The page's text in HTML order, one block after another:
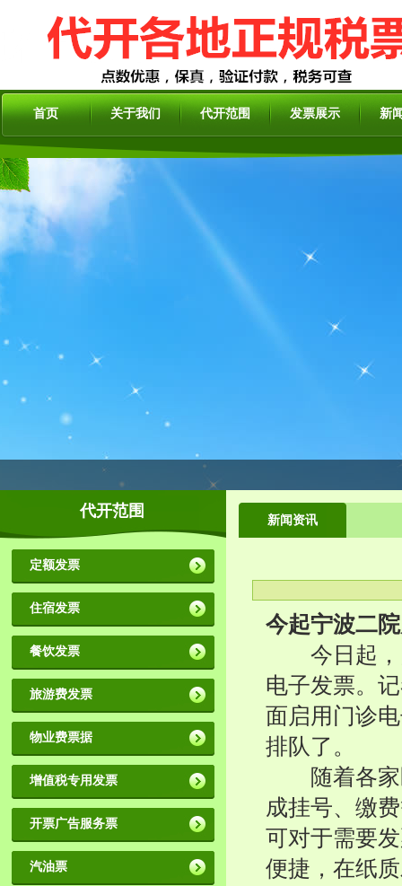
首页 关于我们 代开范围 发票展示 新
代开范围
定额发票
住宿发票
餐饮发票
旅游费发票
物业费票据
增值税专用发票
开票广告服务票
汽油票
新闻资讯
今起宁波二
今日起，
电子发票。
面启用门诊
排队了。
随着各家
成挂号、缴
可对于需要
便捷，在纸